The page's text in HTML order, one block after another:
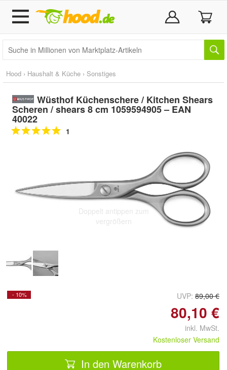
Hood › Haushalt & Küche › Sonstiges
Wüsthof Küchenschere / Kitchen Shears
Scheren / shears 8 cm 1059594905 – EAN
40022
1
Doppelt antippen zum
vergrößern
- 10% UVP: 89,00 €
80,10 €
inkl. MwSt.
Kostenloser Versand
In den Warenkorb